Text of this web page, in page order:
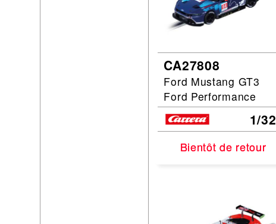
CA27808
Ford Mustang GT3
Ford Performance
1/32
Bientôt de retour
Bientôt de retour